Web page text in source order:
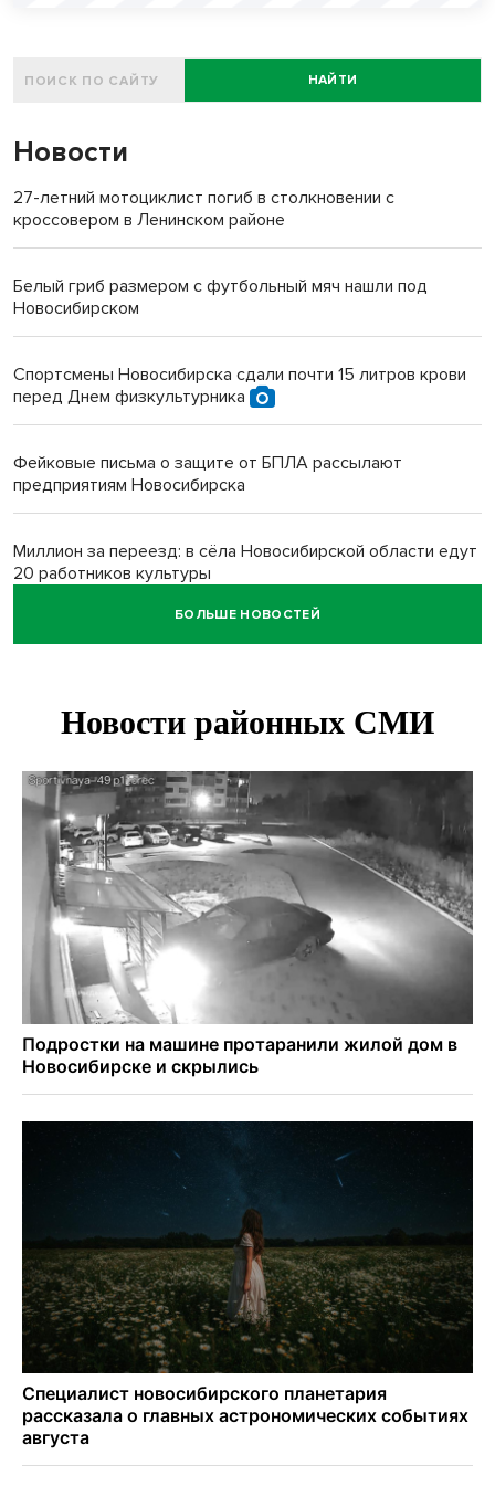
НАЙТИ
Новости
27-летний мотоциклист погиб в столкновении с
кроссовером в Ленинском районе
Белый гриб размером с футбольный мяч нашли под
Новосибирском
Спортсмены Новосибирска сдали почти 15 литров крови
перед Днем физкультурника
Фейковые письма о защите от БПЛА рассылают
предприятиям Новосибирска
Миллион за переезд: в сёла Новосибирской области едут
20 работников культуры
О похолодании в августе-2026 рассказали синоптики в
В Новосибирске минтранс наказал 8 таксистов без
Андрей Травников поблагодарил новосибирских
строителей за вклад в развитие региона
Новосибирский метрополитен начал ремонт входа на
«Красном проспекте»
БОЛЬШЕ НОВОСТЕЙ